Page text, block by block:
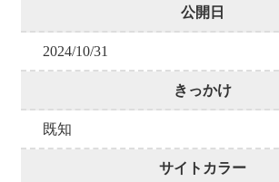
公開日
2024/10/31
きっかけ
既知
サイトカラー